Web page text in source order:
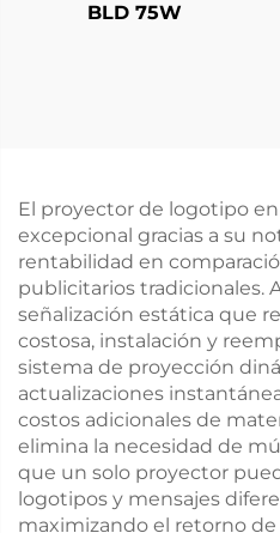
BLD 75W
El proyector de logotipo
excepcional gracias a su
rentabilidad en
publicitarios tradicionales.
señalización estática que
costosa, instalación y
sistema de proyección
actualizaciones
costos adicionales de
elimina la necesidad de
que un solo proyector
logotipos y mensajes
maximizando el retorno de